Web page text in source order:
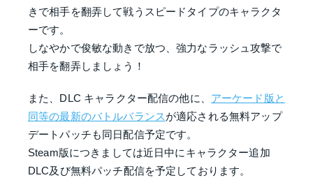
きで相手を翻弄して戦うスピードタイプのキャラクタ
ーです。
しなやかで俊敏な動きで放つ、強力なラッシュ攻撃で
相手を翻弄しましょう！
また、DLC キャラクター配信の他に、 アーケード版と
同等の最新のバトルバランスが適応される無料アップ
デートパッチも同日配信予定です。
Steam版につきましては近日中にキャラクター追加
DLC及び無料パッチ配信を予定しております。